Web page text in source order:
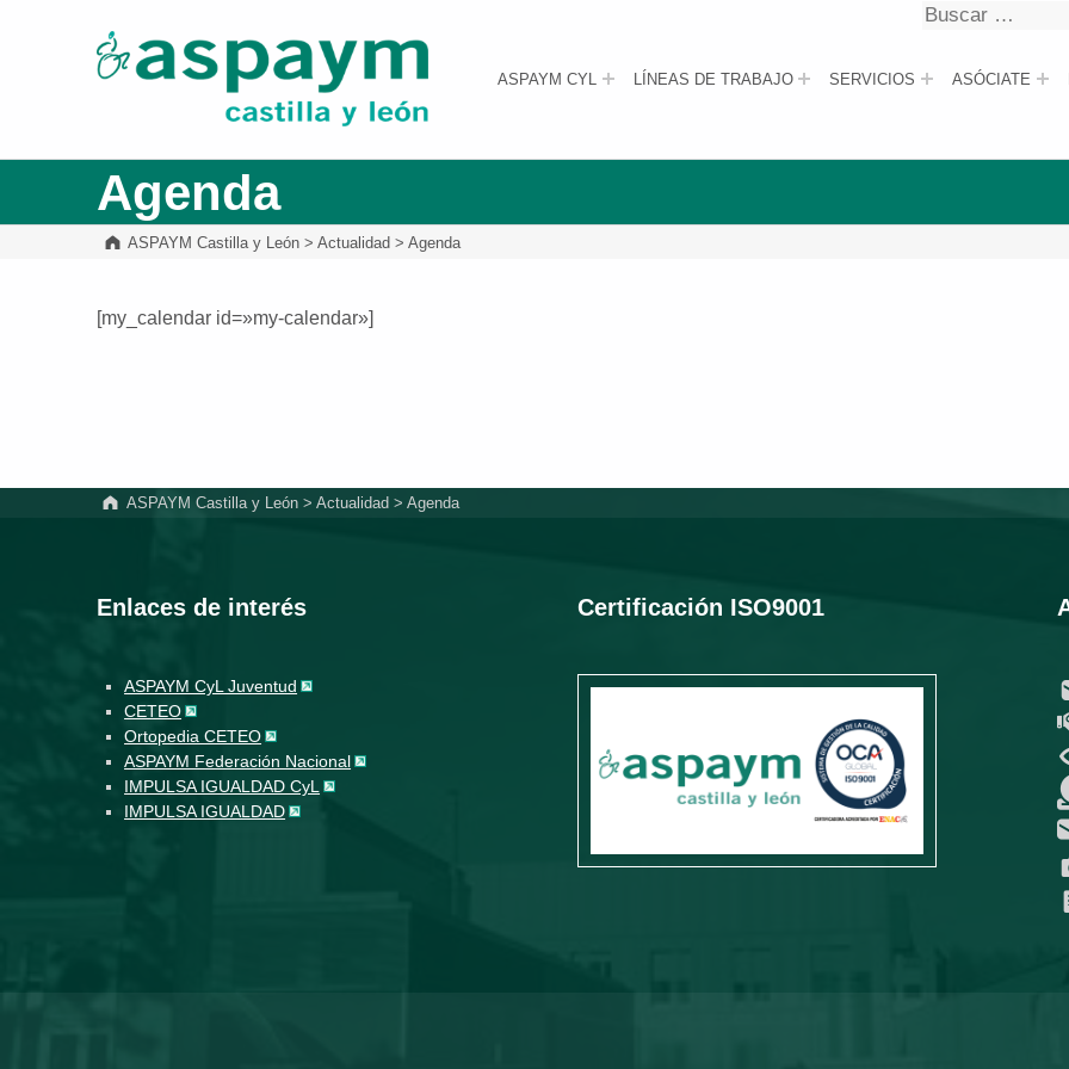
ASPAYM Castilla y León
ASPAYM CYL LÍNEAS DE TRABAJO SERVICIOS ASÓCIATE
Buscar
Agenda
ASPAYM Castilla y León >Actualidad >Agenda
[my_calendar id=»my-calendar»]
ASPAYM Castilla y León> Actualidad > Agenda
Enlaces de interés
ASPAYM CyL Juventud
CETEO
Ortopedia CETEO
ASPAYM Federación Nacional
IMPULSA IGUALDAD CyL
IMPULSA IGUALDAD
Certificación ISO9001